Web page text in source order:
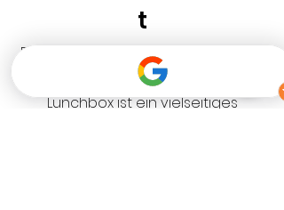
t
Ein personalisierter Thermobecher,
eine Thermoflasche oder eine
Lunchbox ist ein vielseitiges